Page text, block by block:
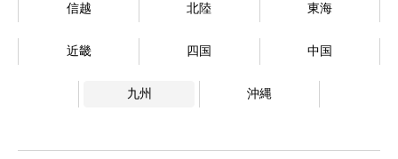
信越 北陸 東海
近畿 四国 中国
九州 沖縄